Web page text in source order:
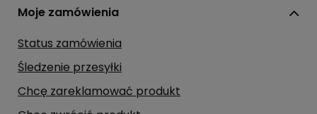
Moje zamówienia
Status zamówienia
Śledzenie przesyłki
Chcę zareklamować produkt